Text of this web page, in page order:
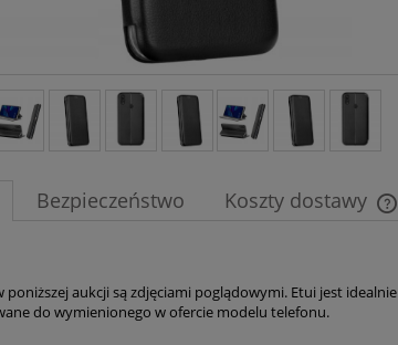
Bezpieczeństwo Koszty dostawy
poniższej aukcji są zdjęciami poglądowymi. Etui jest idealnie
do wymienionego w ofercie modelu telefonu.